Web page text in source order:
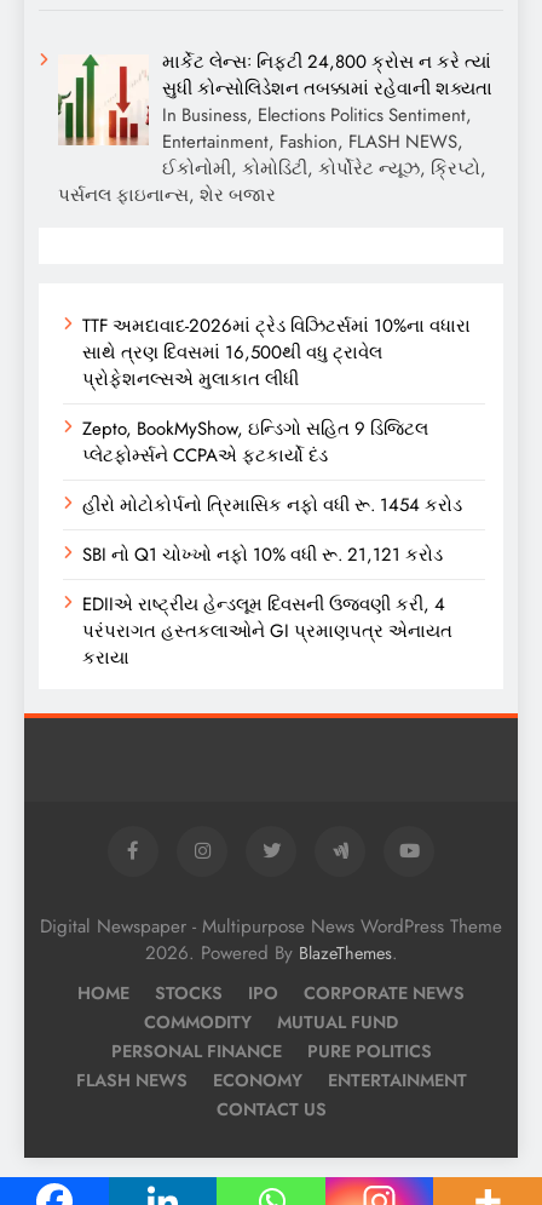
માર્કેટ લેન્સઃ નિફ્ટી 24,800 ક્રોસ ન કરે ત્યાં
સુધી કોન્સોલિડેશન તબક્કામાં રહેવાની શક્યતા
In Business, Elections Politics Sentiment,
Entertainment, Fashion, FLASH NEWS,
ઈકોનોમી, કોમોડિટી, કોર્પોરેટ ન્યૂઝ, ક્રિપ્ટો,
પર્સનલ ફાઇનાન્સ, શેર બજાર
TTF અમદાવાદ-2026માં ટ્રેડ વિઝિટર્સમાં 10%ના વધારા
સાથે ત્રણ દિવસમાં 16,500થી વધુ ટ્રાવેલ
પ્રોફેશનલ્સએ મુલાકાત લીધી
Zepto, BookMyShow, ઇન્ડિગો સહિત 9 ડિજિટલ
પ્લેટફોર્મ્સને CCPAએ ફટકાર્યો દંડ
હીરો મોટોકોર્પનો ત્રિમાસિક નફો વધી રૂ. 1454 કરોડ
SBI નો Q1 ચોખ્ખો નફો 10% વધી રૂ. 21,121 કરોડ
EDIIએ રાષ્ટ્રીય હેન્ડલૂમ દિવસની ઉજવણી કરી, 4
પરંપરાગત હસ્તકલાઓને GI પ્રમાણપત્ર એનાયત
કરાયા
Digital Newspaper - Multipurpose News WordPress Theme
2026. Powered By BlazeThemes.
HOME STOCKS IPO
CORPORATE NEWS
COMMODITY
MUTUAL FUND
PERSONAL FINANCE
PURE POLITICS
FLASH NEWS
ECONOMY
ENTERTAINMENT
CONTACT US